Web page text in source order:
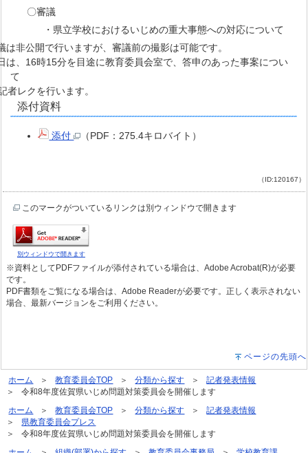
〇審議
・県立学校におけるいじめの重大事態への対応について
非公開で行いますが、審議前の撮影は可能です。
は、16時15分を目途に教育委員会室で、答申のあった事案につい
て
者レクを行います。
添付資料
添付 （PDF：275.4キロバイト）
（ID:120167）
このマークがついているリンクは別ウィンドウで開きます
別ウィンドウで開きます
※資料としてPDFファイルが添付されている場合は、Adobe Acrobat(R)が必要
です。
PDF書類をご覧になる場合は、Adobe Readerが必要です。正しく表示されない
場合、最新バージョンをご利用ください。
ページの先頭へ
ホーム 教育委員会TOP 分類から探す
記者発表情報
令和8年度佐賀県いじめ問題対策委員会を開催します
ホーム
教育委員会TOP 分類から探す
記者発表情報
県教育委員会プレス
令和8年度佐賀県いじめ問題対策委員会を開催します